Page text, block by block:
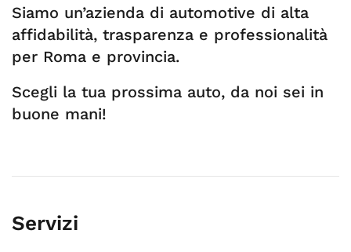
Siamo un’azienda di automotive di alta
affidabilità, trasparenza e professionalità
per Roma e provincia.
Scegli la tua prossima auto, da noi sei in
buone mani!
Servizi